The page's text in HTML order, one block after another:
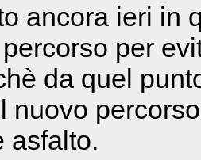
ancora ieri in
per
da quel
nuovo
asfalto.